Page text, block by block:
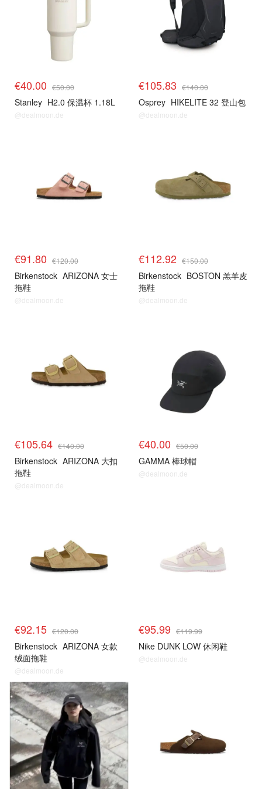
€40.00 €50.00
Stanley H2.0 保温杯 1.18L
@dealmoon.de
€105.83 €140.00
Osprey HIKELITE 32 登山包
@dealmoon.de
€91.80 €120.00
Birkenstock ARIZONA 女士
拖鞋
@dealmoon.de
€112.92 €150.00
Birkenstock BOSTON 羔羊皮
拖鞋
@dealmoon.de
€105.64 €140.00
Birkenstock ARIZONA 大扣
拖鞋
@dealmoon.de
€40.00 €50.00
GAMMA 棒球帽
@dealmoon.de
€92.15 €120.00
Birkenstock ARIZONA 女款
绒面拖鞋
@dealmoon.de
€95.99 €119.99
Nike DUNK LOW 休闲鞋
@dealmoon.de